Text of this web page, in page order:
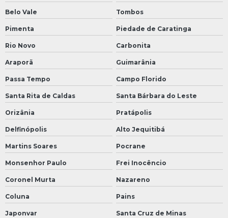
Belo Vale Tombos
Pimenta Piedade de Caratinga
Rio Novo Carbonita
Araporã Guimarânia
Passa Tempo Campo Florido
Santa Rita de Caldas Santa Bárbara do Leste
Orizânia Pratápolis
Delfinópolis Alto Jequitibá
Martins Soares Pocrane
Monsenhor Paulo Frei Inocêncio
Coronel Murta Nazareno
Coluna Pains
Japonvar Santa Cruz de Minas